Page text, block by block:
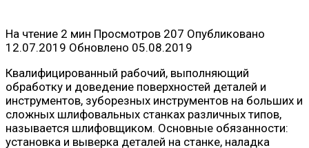
На чтение 2 мин Просмотров 207 Опубликовано
12.07.2019 Обновлено 05.08.2019
Квалифицированный рабочий, выполняющий
обработку и доведение поверхностей деталей и
инструментов, зуборезных инструментов на больших и
сложных шлифовальных станках различных типов,
называется шлифовщиком. Основные обязанности:
установка и выверка деталей на станке, наладка